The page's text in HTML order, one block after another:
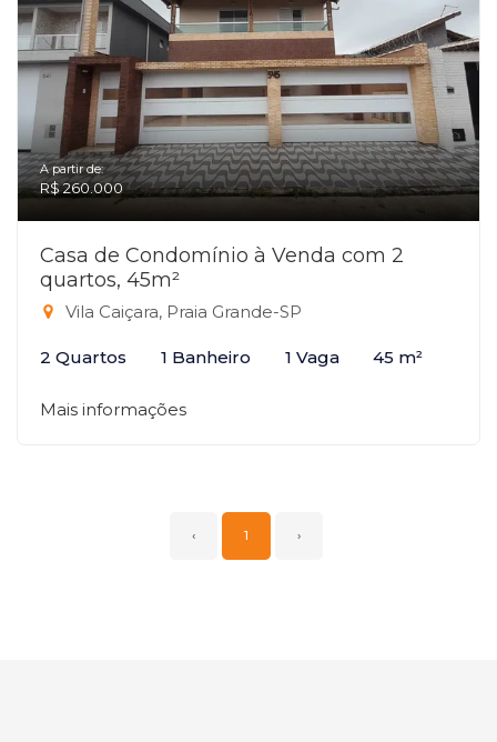
A partir de:
R$ 260.000
Casa de Condomínio à Venda com 2
quartos, 45m²
Vila Caiçara, Praia Grande-SP
2 Quartos 1 Banheiro 1 Vaga 45 m²
Mais informações
‹ 1 ›